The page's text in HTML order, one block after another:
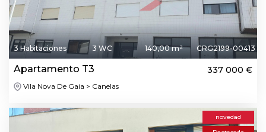
3 Habitaciones 3 WC 140,00 m² CRG2199-00413
Apartamento T3 337 000 €
Vila Nova De Gaia > Canelas
novedad